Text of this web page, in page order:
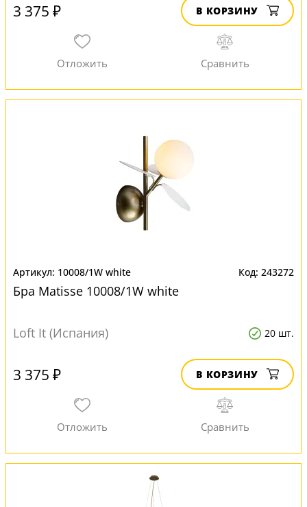
3 375 ₽ В КОРЗИНУ
10008/1W white 243272
Бра Matisse 10008/1W white
Loft It (Испания) 20 шт.
3 375 ₽ В КОРЗИНУ